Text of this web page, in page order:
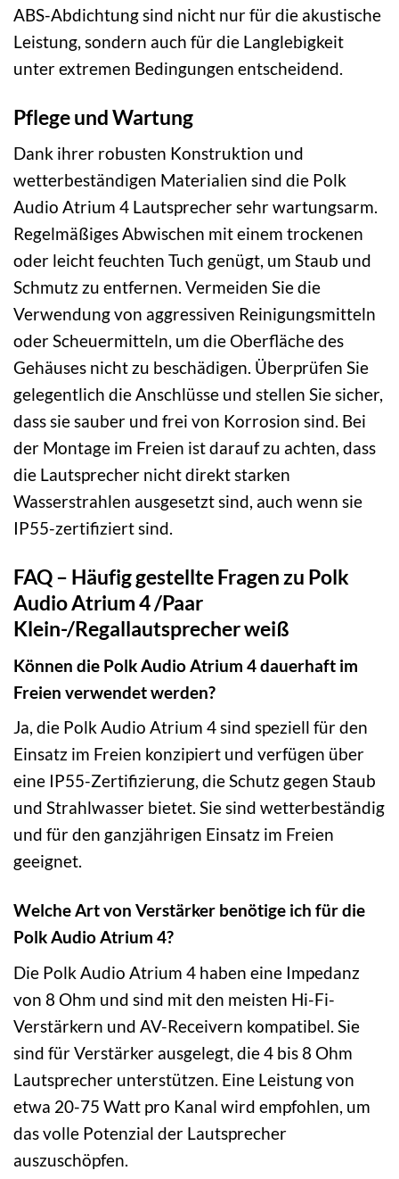
ABS-Abdichtung sind nicht nur für die akustische
Leistung, sondern auch für die Langlebigkeit
unter extremen Bedingungen entscheidend.
Pflege und Wartung
Dank ihrer robusten Konstruktion und
wetterbeständigen Materialien sind die Polk
Audio Atrium 4 Lautsprecher sehr wartungsarm.
Regelmäßiges Abwischen mit einem trockenen
oder leicht feuchten Tuch genügt, um Staub und
Schmutz zu entfernen. Vermeiden Sie die
Verwendung von aggressiven Reinigungsmitteln
oder Scheuermitteln, um die Oberfläche des
Gehäuses nicht zu beschädigen. Überprüfen Sie
gelegentlich die Anschlüsse und stellen Sie sicher,
dass sie sauber und frei von Korrosion sind. Bei
der Montage im Freien ist darauf zu achten, dass
die Lautsprecher nicht direkt starken
Wasserstrahlen ausgesetzt sind, auch wenn sie
IP55-zertifiziert sind.
FAQ – Häufig gestellte Fragen zu Polk
Audio Atrium 4 /Paar
Klein-/Regallautsprecher weiß
Können die Polk Audio Atrium 4 dauerhaft im
Freien verwendet werden?
Ja, die Polk Audio Atrium 4 sind speziell für den
Einsatz im Freien konzipiert und verfügen über
eine IP55-Zertifizierung, die Schutz gegen Staub
und Strahlwasser bietet. Sie sind wetterbeständig
und für den ganzjährigen Einsatz im Freien
geeignet.
Welche Art von Verstärker benötige ich für die
Polk Audio Atrium 4?
Die Polk Audio Atrium 4 haben eine Impedanz
von 8 Ohm und sind mit den meisten Hi-Fi-
Verstärkern und AV-Receivern kompatibel. Sie
sind für Verstärker ausgelegt, die 4 bis 8 Ohm
Lautsprecher unterstützen. Eine Leistung von
etwa 20-75 Watt pro Kanal wird empfohlen, um
das volle Potenzial der Lautsprecher
auszuschöpfen.